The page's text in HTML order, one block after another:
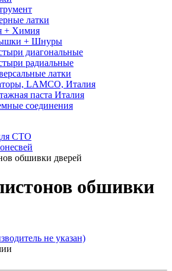
латки
+ Химия
+ Шнуры
диагональные
радиальные
латки
LAMCO, Италия
паста Италия
соединения
СТО
обшивки дверей
обшивки
не указан)